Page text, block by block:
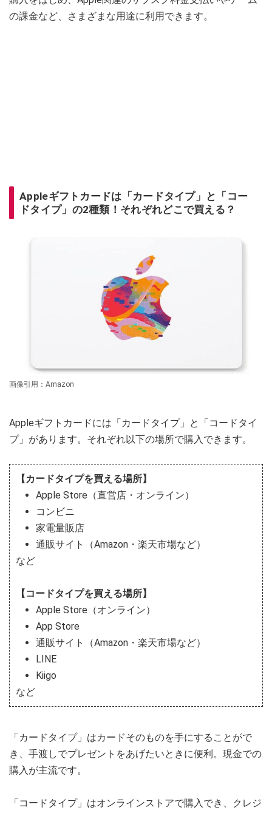
の課金など、さまざまな用途に利用できます。
Appleギフトカードは「カードタイプ」と「コー
ドタイプ」の2種類！それぞれどこで買える？
画像引用：Amazon
Appleギフトカードには「カードタイプ」と「コードタイ
プ」があります。それぞれ以下の場所で購入できます。
【カードタイプを買える場所】
Apple Store（直営店・オンライン）
コンビニ
家電量販店
通販サイト（Amazon・楽天市場など）
など
【コードタイプを買える場所】
Apple Store（オンライン）
App Store
通販サイト（Amazon・楽天市場など）
LINE
Kiigo
など
「カードタイプ」はカードそのものを手にすることがで
き、手渡しでプレゼントをあげたいときに便利。現金での
購入が主流です。
「コードタイプ」はオンラインストアで購入でき、クレジ